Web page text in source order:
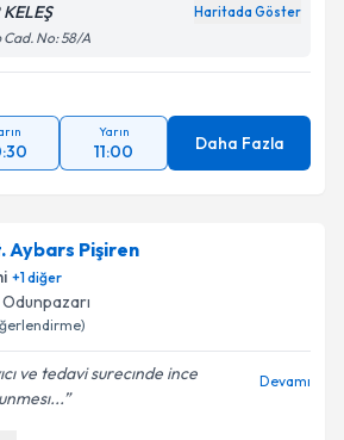
Haritada Göster
Cad. No: 58/A
Yarın
11:00 Daha Fazla
Aybars Pişiren
+1diğer
Odunpazarı
ve tedavi surecınde ince
Devamı